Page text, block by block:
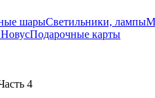
шарыСветильники, лампы
Подарочные карты
4